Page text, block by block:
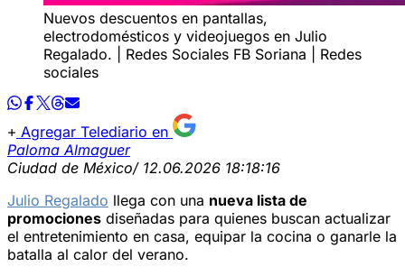
Nuevos descuentos en pantallas,
electrodomésticos y videojuegos en Julio
Regalado. | Redes Sociales FB Soriana | Redes
sociales
Agregar Telediario en
Paloma Almaguer
Ciudad de México/ 12.06.2026 18:18:16
Julio Regalado llega con una nueva lista de
promociones diseñadas para quienes buscan actualizar
el entretenimiento en casa, equipar la cocina o ganarle la
batalla al calor del verano.